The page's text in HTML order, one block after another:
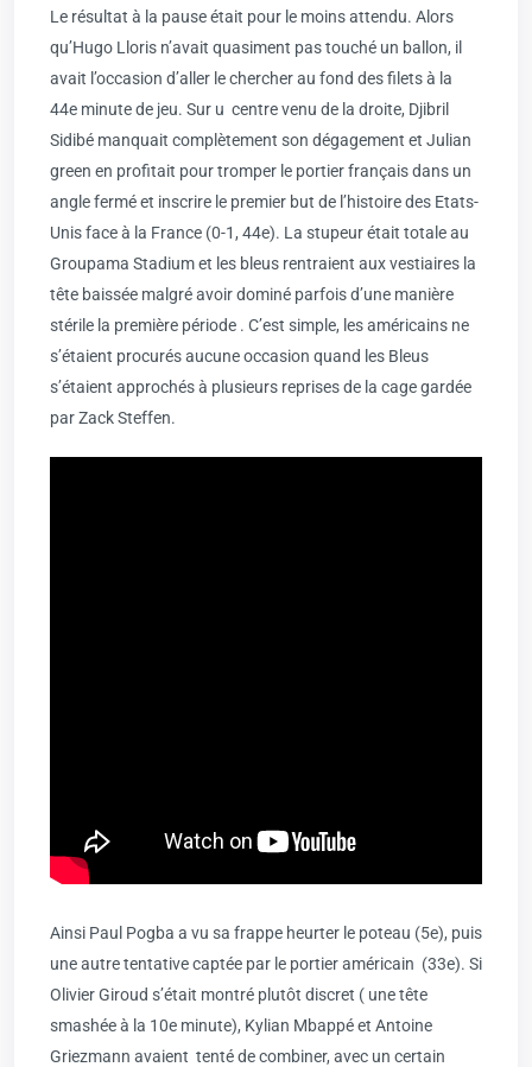
Le résultat à la pause était pour le moins attendu. Alors
qu’Hugo Lloris n’avait quasiment pas touché un ballon, il
avait l’occasion d’aller le chercher au fond des filets à la
44e minute de jeu. Sur u centre venu de la droite, Djibril
Sidibé manquait complètement son dégagement et Julian
green en profitait pour tromper le portier français dans un
angle fermé et inscrire le premier but de l’histoire des Etats-
Unis face à la France (0-1, 44e). La stupeur était totale au
Groupama Stadium et les bleus rentraient aux vestiaires la
tête baissée malgré avoir dominé parfois d’une manière
stérile la première période . C’est simple, les américains ne
s’étaient procurés aucune occasion quand les Bleus
s’étaient approchés à plusieurs reprises de la cage gardée
par Zack Steffen.
Ainsi Paul Pogba a vu sa frappe heurter le poteau (5e), puis
une autre tentative captée par le portier américain (33e). Si
Olivier Giroud s’était montré plutôt discret ( une tête
smashée à la 10e minute), Kylian Mbappé et Antoine
Griezmann avaient tenté de combiner, avec un certain